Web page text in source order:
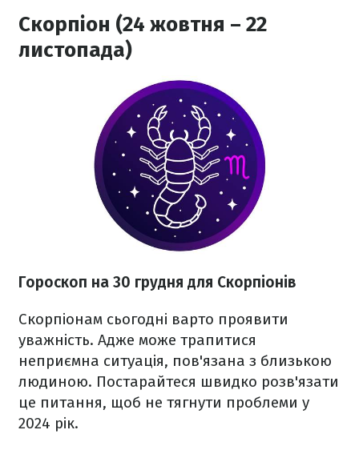
Скорпіон (24 жовтня – 22
листопада)
Гороскоп на 30 грудня для Скорпіонів
Скорпіонам сьогодні варто проявити
уважність. Адже може трапитися
неприємна ситуація, пов'язана з близькою
людиною. Постарайтеся швидко розв'язати
це питання, щоб не тягнути проблеми у
2024 рік.